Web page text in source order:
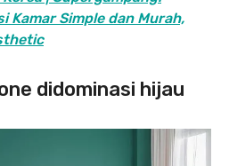
Kamar Simple dan Murah,
didominasi hijau